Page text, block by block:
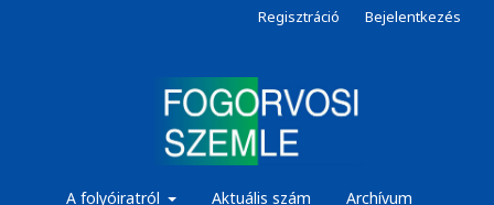
A folyóiratról Aktuális szám Archívum
Regisztráció Bejelentkezés